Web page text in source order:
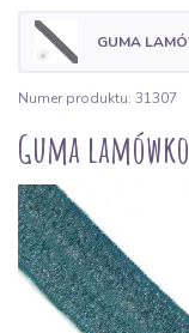
GUMA
Numer produktu: 31307
Guma